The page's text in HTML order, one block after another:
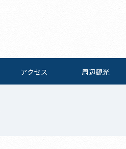
アクセス 周辺観光